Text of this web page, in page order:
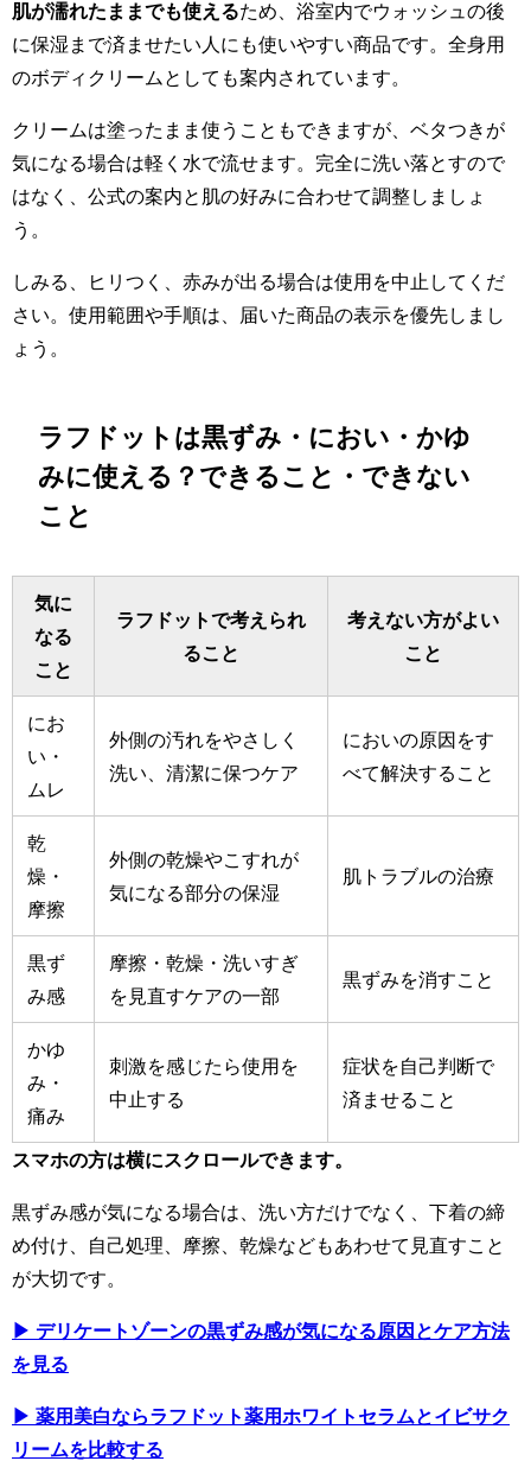
肌が濡れたままでも使えるため、浴室内でウォッシュの後
に保湿まで済ませたい人にも使いやすい商品です。全身用
のボディクリームとしても案内されています。
クリームは塗ったまま使うこともできますが、ベタつきが
気になる場合は軽く水で流せます。完全に洗い落とすので
はなく、公式の案内と肌の好みに合わせて調整しましょ
う。
しみる、ヒリつく、赤みが出る場合は使用を中止してくだ
さい。使用範囲や手順は、届いた商品の表示を優先しまし
ょう。
ラフドットは黒ずみ・におい・かゆ
みに使える？できること・できない
こと
気に
なる
こと
ラフドットで考えられ
ること
考えない方がよい
こと
にお
い・
ムレ
外側の汚れをやさしく
洗い、清潔に保つケア
においの原因をす
べて解決すること
乾
燥・
摩擦
外側の乾燥やこすれが
気になる部分の保湿
肌トラブルの治療
黒ず
み感
摩擦・乾燥・洗いすぎ
を見直すケアの一部
黒ずみを消すこと
かゆ
み・
痛み
刺激を感じたら使用を
中止する
症状を自己判断で
済ませること
スマホの方は横にスクロールできます。
黒ずみ感が気になる場合は、洗い方だけでなく、下着の締
め付け、自己処理、摩擦、乾燥などもあわせて見直すこと
が大切です。
▶ デリケートゾーンの黒ずみ感が気になる原因とケア方法
を見る
▶ 薬用美白ならラフドット薬用ホワイトセラムとイビサク
リームを比較する